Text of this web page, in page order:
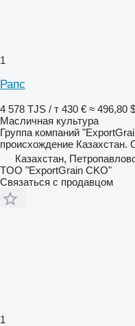
1
Рапс
4 578 TJS / т 430 € ≈ 496,80 $
Масличная культура
Группа компаний
происхождение Казахстан.
Казахстан,
TOO "ExportGrain CKO"
Связаться с продавцом
1